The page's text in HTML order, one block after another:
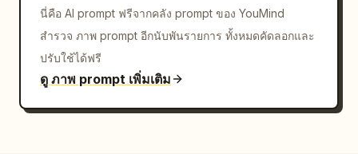
นี่คือ AI prompt ฟรีจากคลัง prompt ของ YouMind
สำรวจ ภาพ prompt อีกนับพันรายการ ทั้งหมดคัดลอกและ
ปรับใช้ได้ฟรี
ดู ภาพ prompt เพิ่มเติม